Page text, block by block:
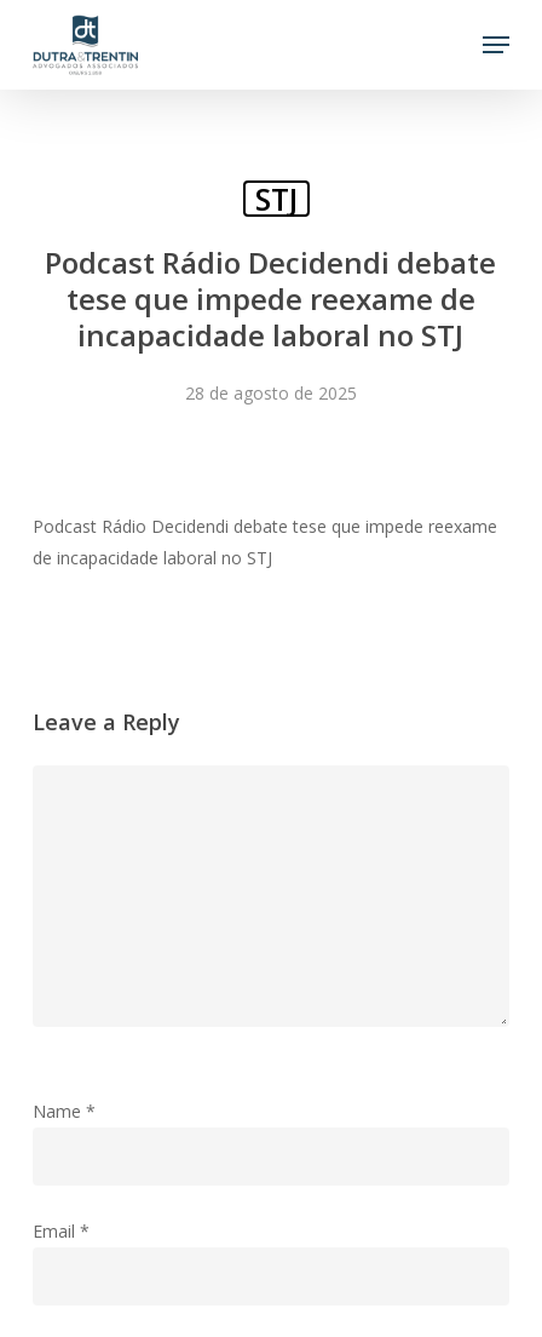
Menu
STJ
Podcast Rádio Decidendi debate
tese que impede reexame de
incapacidade laboral no STJ
28 de agosto de 2025
Podcast Rádio Decidendi debate tese que impede reexame
de incapacidade laboral no STJ
Leave a Reply
Name *
Email *